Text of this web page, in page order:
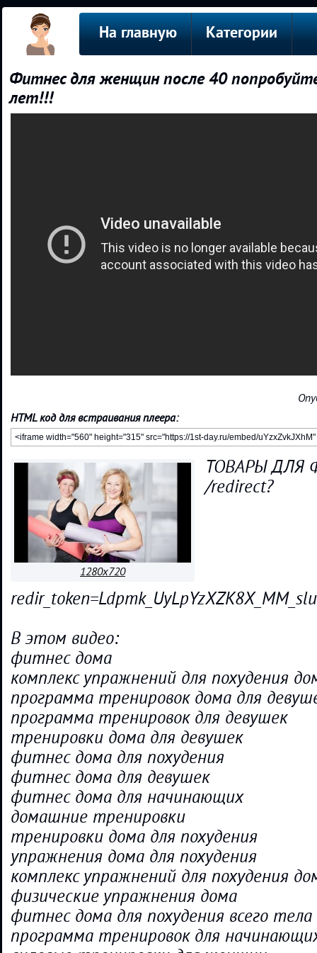
На главную Категории
Фитнес для женщин после 40
лет!!!
HTML код для встраивания плеера:
1280x720
ТОВАРЫ ДЛЯ
/redirect?
В этом видео:
фитнес дома
комплекс упражнений для похудения
программа тренировок дома для
программа тренировок для девушек
тренировки дома для девушек
фитнес дома для похудения
фитнес дома для девушек
фитнес дома для начинающих
домашние тренировки
тренировки дома для похудения
упражнения дома для похудения
комплекс упражнений для похудения
физические упражнения дома
фитнес дома для похудения всего тела
программа тренировок для